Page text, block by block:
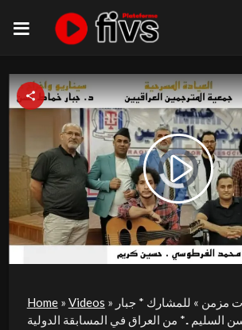
Video
Player
is
loading.
Play
Video
Home» Videos » مزمن » للمشارك * جبار
السليم ..* من العراق في المسابقة الدولية